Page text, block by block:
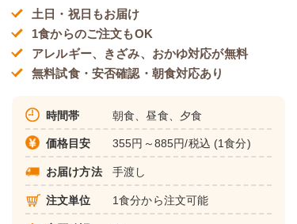
土日・祝日もお届け
1食からのご注文もOK
アレルギー、きざみ、おかゆ対応が無料
無料試食・安否確認・朝食対応あり
時間帯 朝食、昼食、夕食
価格目安 355円～885円/税込 (1食分)
お届け方法 手渡し
注文単位 1食分から注文可能